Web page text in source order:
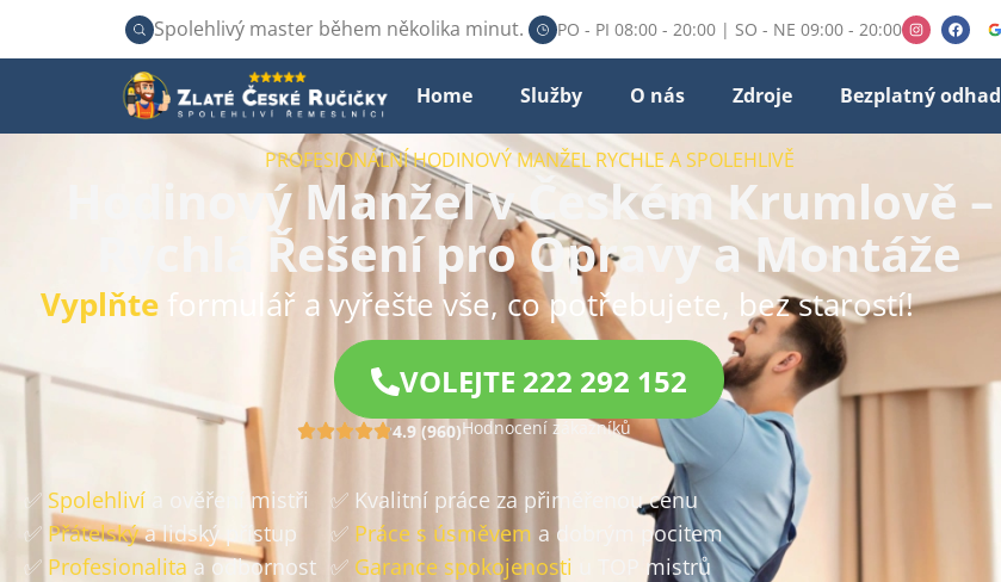
Spolehlivý master během několika minut. PO - PI 08:00 - 20:00 | SO - NE 09:00 - 20:00
Home Služby O nás Zdroje Bezplatný odhad
PROFESIONÁLNÍ HODINOVÝ MANŽEL RYCHLE A SPOLEHLIVĚ
Hodinový Manžel v Českém Krumlově –
Rychlá Řešení pro Opravy a Montáže
Vyplňte formulář a vyřešte vše, co potřebujete, bez starostí!
VOLEJTE 222 292 152
4.9 (960)Hodnocení zákazníků
✅ Spolehliví a ověření mistři
✅ Přátelskýa lidský přístup
✅ Profesionalita a odbornost
✅ Kvalitní práce za přiměřenou cenu
✅ Práce s úsměvem a dobrým pocitem
✅ Garance spokojenosti u TOP mistrů